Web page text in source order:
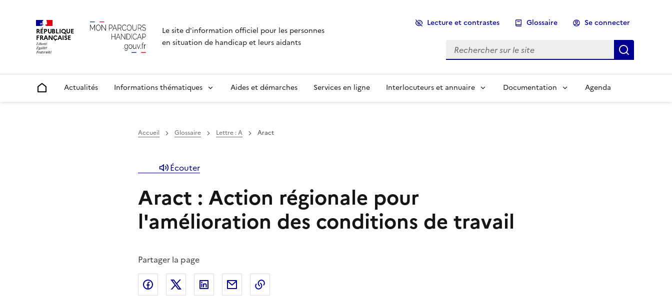
RÉPUBLIQUE
FRANÇAISE
Le site d'information officiel pour les personnes
en situation de handicap et leurs aidants
Lecture et contrastes Glossaire Se connecter
Rechercher sur le site
Accueil Actualités Informations thématiques Aides et démarches Services en ligne Interlocuteurs et annuaire Documentation Agenda
Accueil Glossaire Lettre : A Aract
Écouter
Aract : Action régionale pour
l'amélioration des conditions de travail
Partager la page
Partager l'article surFacebook
Partager l'article sur X (anciennement
Partager l'article sur
Partager l'article par courriel